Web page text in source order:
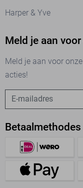
Harper & Yve
Meld je aan
Meld je aan voor
acties!
Betaalmethodes